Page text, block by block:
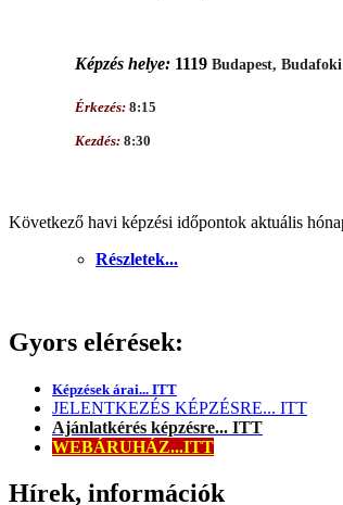
Képzés helye: 1119Budapest,
Érkezés:8:15
Kezdés: 8:30
Következő havi képzési időpontok aktuális
Részletek...
Gyors elérések:
Képzések árai... ITT
JELENTKEZÉS KÉPZÉSRE... ITT
Ajánlatkérés képzésre... ITT
WEBÁRUHÁZ...ITT
Hírek, információk